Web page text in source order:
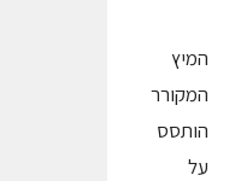
המיץ
המקורר
הותסס
על